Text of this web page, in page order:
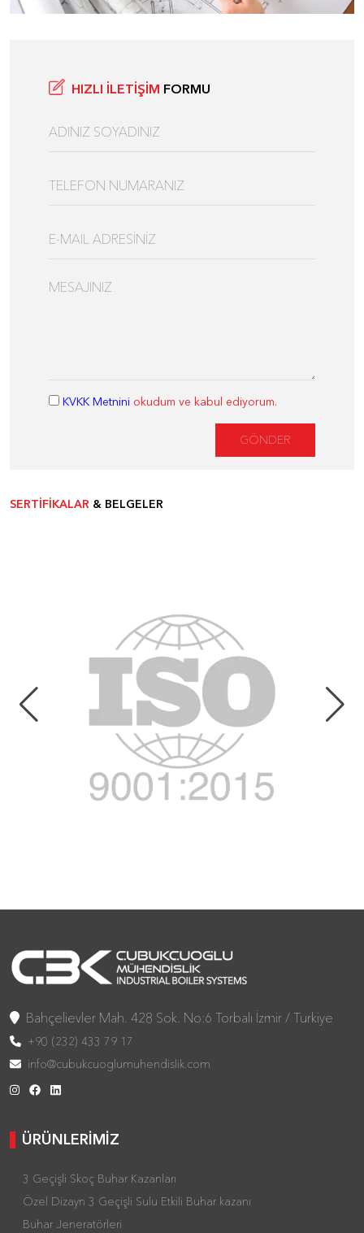
HIZLI İLETİŞİM FORMU
KVKK Metnini okudum ve kabul ediyorum.
GÖNDER
SERTİFİKALAR & BELGELER
Bahçelievler Mah. 428 Sok. No:6 Torbalı İzmir / Turkiye
+90 (232) 433 79 17
info@cubukcuoglumuhendislik.com
ÜRÜNLERİMİZ
3 Geçişli Skoç Buhar Kazanları
Özel Dizayn 3 Geçişli Sulu Etkili Buhar kazanı
Buhar Jeneratörleri